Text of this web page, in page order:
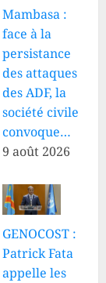
Mambasa :
face à la
persistance
des attaques
des ADF, la
société civile
convoque…
9 août 2026
GENOCOST :
Patrick Fata
appelle les